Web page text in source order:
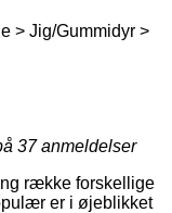
> Jig/Gummidyr >
37anmeldelser
række forskellige
er i øjeblikket